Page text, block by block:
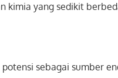
kimia yang sedikit
sebagai sumber